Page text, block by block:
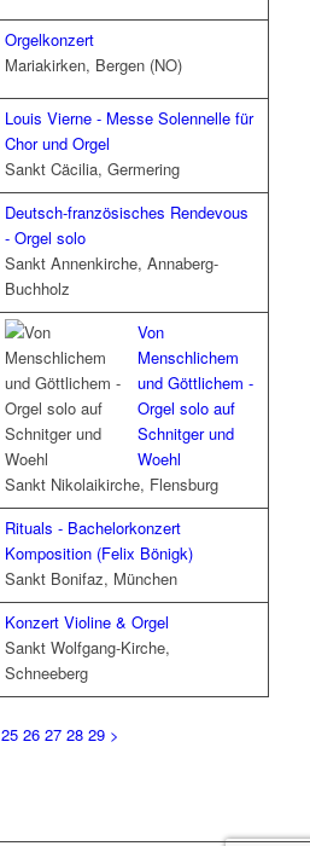
Orgelkonzert
Mariakirken, Bergen (NO)
Louis Vierne - Messe Solennelle für
Chor und Orgel
Sankt Cäcilia, Germering
Deutsch-französisches Rendevous
- Orgel solo
Sankt Annenkirche, Annaberg-
Buchholz
Von
Menschlichem
und Göttlichem -
Orgel solo auf
Schnitger und
Woehl
Sankt Nikolaikirche, Flensburg
Rituals - Bachelorkonzert
Komposition (Felix Bönigk)
Sankt Bonifaz, München
Konzert Violine & Orgel
Sankt Wolfgang-Kirche,
Schneeberg
25 26 27 28 29 >